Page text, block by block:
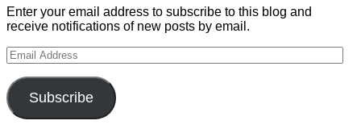
Enter your email address to subscribe to this blog and
receive notifications of new posts by email.
Email
Address
Subscribe